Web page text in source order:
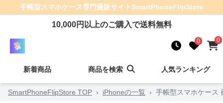
手帳型スマホケース専門通販サイトSmartPhoneFlipStore
10,000円以上のご購入で送料無料
0 0
新着商品 商品を検索 人気ランキング
SmartPhoneFlipStore TOP › iPhoneの一覧 › 手帳型スマホケース